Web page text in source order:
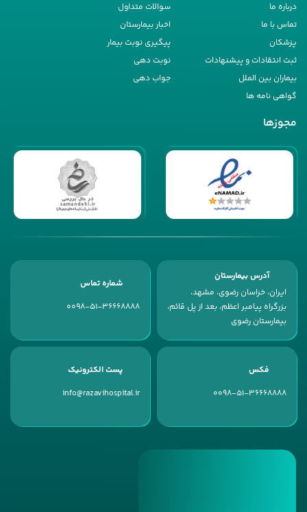
درباره ما
تماس با ما
پزشکان
ثبت انتقادات و پیشنهادات
بیماران بین الملل
گواهی نامه ها
سوالات متداول
اخبار بیمارستان
پیگیری نوبت بیمار
نوبت دهی
جواب دهی
مجوزها
آدرس بیمارستان
ایران، خراسان رضوی، مشهد،
بزرگراه پیامبر اعظم، بعد از پل قائم،
بیمارستان رضوی
شماره تماس
0098-51-36668888
فکس
0098-51-36668888
پست الکترونیک
info@razavihospital.ir